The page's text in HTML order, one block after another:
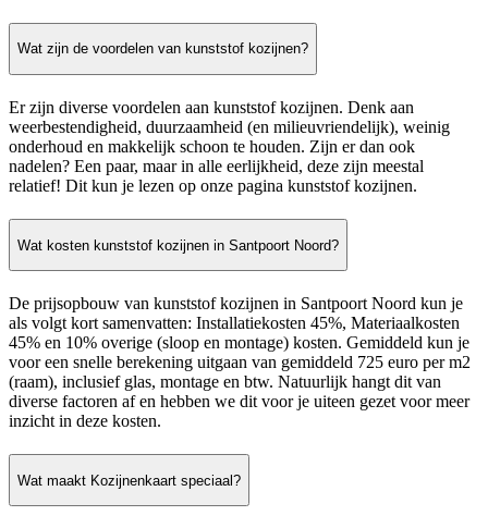
Wat zijn de voordelen van kunststof kozijnen?
Er zijn diverse voordelen aan kunststof kozijnen. Denk aan
weerbestendigheid, duurzaamheid (en milieuvriendelijk), weinig
onderhoud en makkelijk schoon te houden. Zijn er dan ook
nadelen? Een paar, maar in alle eerlijkheid, deze zijn meestal
relatief! Dit kun je lezen op onze pagina kunststof kozijnen.
Wat kosten kunststof kozijnen in Santpoort Noord?
De prijsopbouw van kunststof kozijnen in Santpoort Noord kun je
als volgt kort samenvatten: Installatiekosten 45%, Materiaalkosten
45% en 10% overige (sloop en montage) kosten. Gemiddeld kun je
voor een snelle berekening uitgaan van gemiddeld 725 euro per m2
(raam), inclusief glas, montage en btw. Natuurlijk hangt dit van
diverse factoren af en hebben we dit voor je uiteen gezet voor meer
inzicht in deze kosten.
Wat maakt Kozijnenkaart speciaal?